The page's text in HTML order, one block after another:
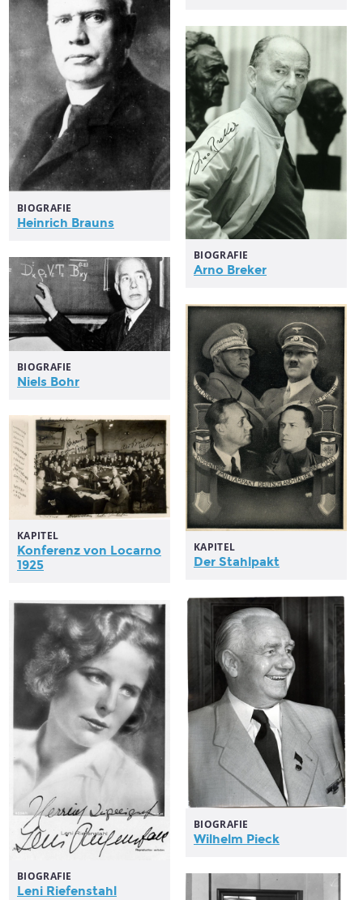
BIOGRAFIE
Heinrich Brauns
BIOGRAFIE
Arno Breker
BIOGRAFIE
Niels Bohr
KAPITEL
Der Stahlpakt
KAPITEL
Konferenz von Locarno
1925
BIOGRAFIE
Wilhelm Pieck
BIOGRAFIE
Leni Riefenstahl